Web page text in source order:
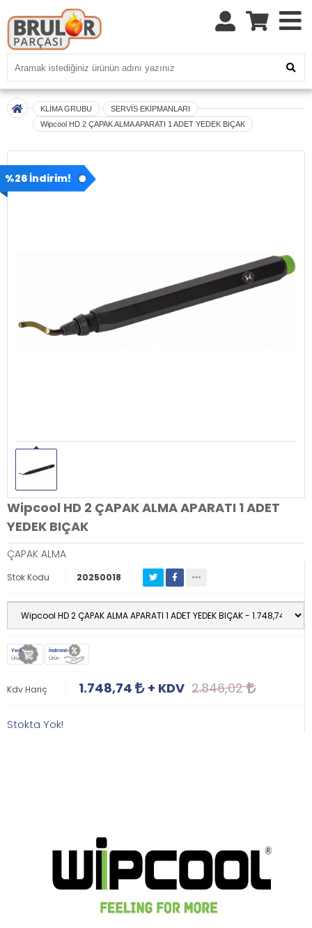
KLİMA GRUBU
SERVİS EKİPMANLARI
Wipcool HD 2 ÇAPAK ALMA APARATI 1 ADET YEDEK BIÇAK
%26 İndirim!
Wipcool HD 2 ÇAPAK ALMA APARATI 1 ADET
YEDEK BIÇAK
ÇAPAK ALMA
Stok Kodu 20250018
Yeni
Ürün
İndirimli
Ürün
Kdv Hariç 1.748,74 + KDV 2.846,02
Stokta Yok!